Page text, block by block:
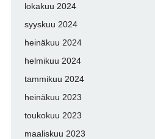
lokakuu 2024
syyskuu 2024
heinäkuu 2024
helmikuu 2024
tammikuu 2024
heinäkuu 2023
toukokuu 2023
maaliskuu 2023